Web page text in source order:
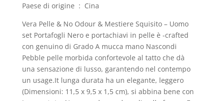
Paese di origine ‏ : ‎ Cina
Vera Pelle & No Odour & Mestiere Squisito – Uomo
set Portafogli Nero e portachiavi in pelle è -crafted
con genuino di Grado A mucca mano Nascondi
Pebble pelle morbida confortevole al tatto che dà
una sensazione di lusso, garantendo nel contempo
un usage.It lunga durata ha un elegante, leggero
(Dimensioni: 11,5 x 9,5 x 1,5 cm), si abbina bene con